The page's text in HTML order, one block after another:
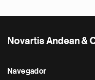
Novartis Andean &
Navegador